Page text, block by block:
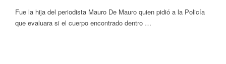
Fue la hija del periodista Mauro De Mauro quien pidió a la Policía
que evaluara si el cuerpo encontrado dentro …